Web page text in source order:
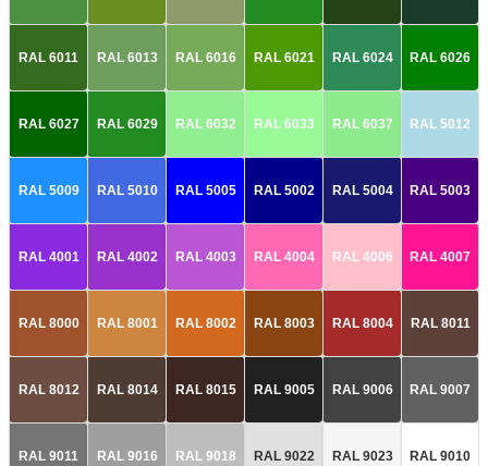
RAL 6011 RAL 6013 RAL 6016 RAL 6021 RAL 6024 RAL 6026
RAL 6027 RAL 6029 RAL 6032 RAL 6033 RAL 6037 RAL 5012
RAL 5009 RAL 5010 RAL 5005 RAL 5002 RAL 5004 RAL 5003
RAL 4001 RAL 4002 RAL 4003 RAL 4004 RAL 4006 RAL 4007
RAL 8000 RAL 8001 RAL 8002 RAL 8003 RAL 8004 RAL 8011
RAL 8012 RAL 8014 RAL 8015 RAL 9005 RAL 9006 RAL 9007
RAL 9011 RAL 9016 RAL 9018 RAL 9022 RAL 9023 RAL 9010